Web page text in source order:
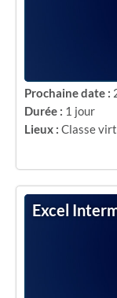
Prochaine date :
Durée : 1 jour
Lieux : Classe
Excel